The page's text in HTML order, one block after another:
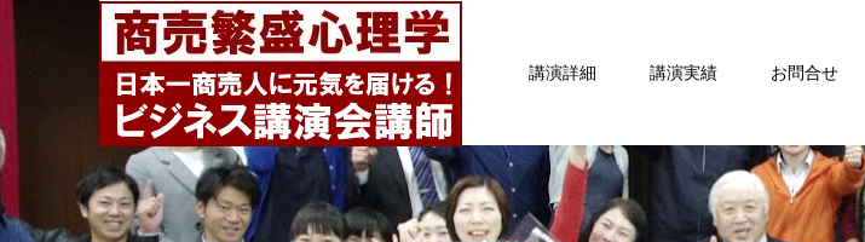
講演詳細 講演実績 お問合せ